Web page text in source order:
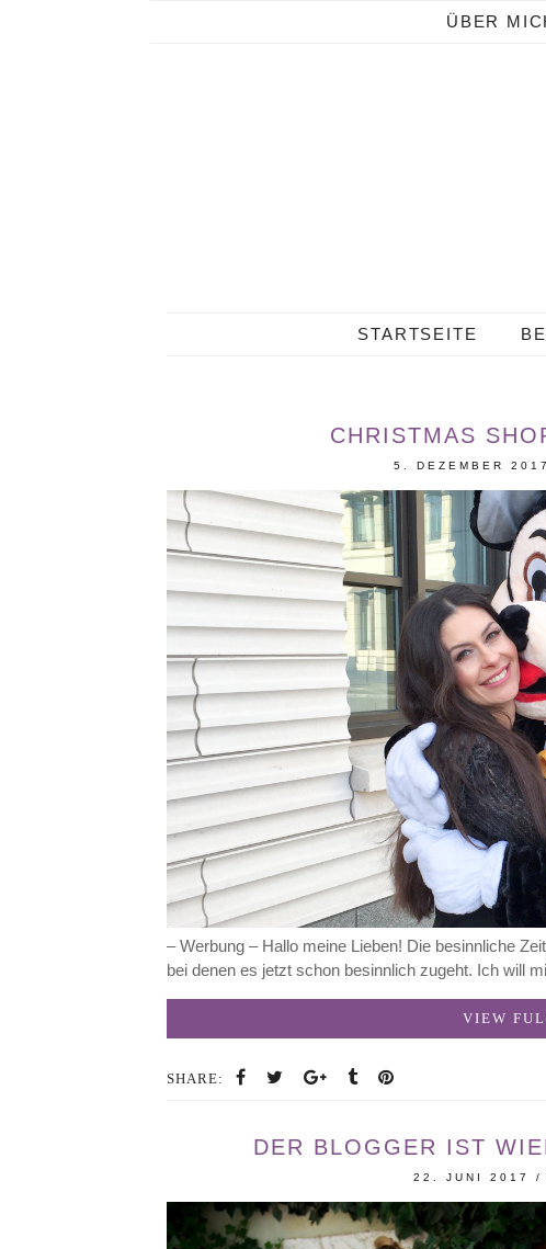
ÜBER
STARTSEITE
CHRISTMAS
5. DEZEMBER 2017
– Werbung – Hallo meine Lieben! Die besinnliche
bei denen es jetzt schon besinnlich zugeht. Ich will
VIEW
SHARE:
DER BLOGGER IST
22. JUNI 2017